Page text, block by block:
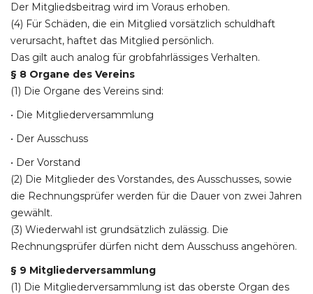
Der Mitgliedsbeitrag wird im Voraus erhoben.
(4) Für Schäden, die ein Mitglied vorsätzlich schuldhaft
verursacht, haftet das Mitglied persönlich.
Das gilt auch analog für grobfahrlässiges Verhalten.
§ 8 Organe des Vereins
(1) Die Organe des Vereins sind:
• Die Mitgliederversammlung
• Der Ausschuss
• Der Vorstand
(2) Die Mitglieder des Vorstandes, des Ausschusses, sowie
die Rechnungsprüfer werden für die Dauer von zwei Jahren
gewählt.
(3) Wiederwahl ist grundsätzlich zulässig. Die
Rechnungsprüfer dürfen nicht dem Ausschuss angehören.
§ 9 Mitgliederversammlung
(1) Die Mitgliederversammlung ist das oberste Organ des